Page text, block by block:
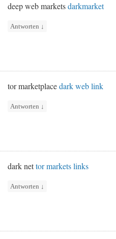
deep web marketsdarkmarket
Antworten ↓
tor marketplacedark web link
Antworten ↓
dark nettor markets links
Antworten ↓